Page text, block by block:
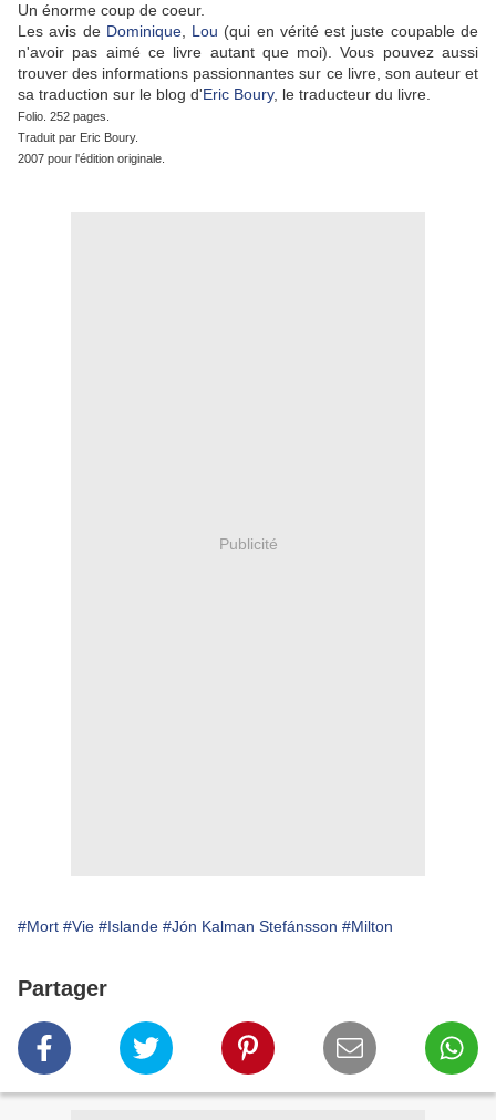
Un énorme coup de coeur.
Les avis de Dominique, Lou (qui en vérité est juste coupable de
n'avoir pas aimé ce livre autant que moi). Vous pouvez aussi
trouver des informations passionnantes sur ce livre, son auteur et
sa traduction sur le blog d'Eric Boury, le traducteur du livre.
Folio. 252 pages.
Traduit par Eric Boury.
2007 pour l'édition originale.
Publicité
#Mort #Vie #Islande #Jón Kalman Stefánsson #Milton
Partager